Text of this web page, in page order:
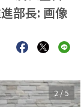
部長: 画像
3 /5